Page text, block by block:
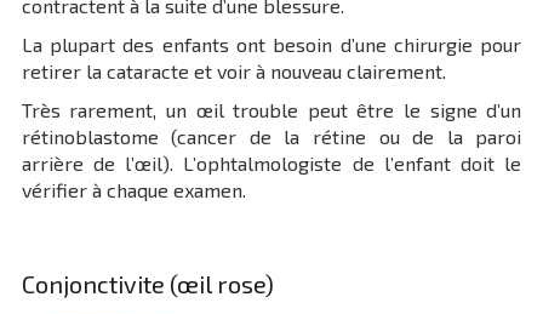
contractent à la suite d’une blessure.
La plupart des enfants ont besoin d’une chirurgie pour
retirer la cataracte et voir à nouveau clairement.
Très rarement, un œil trouble peut être le signe d’un
rétinoblastome (cancer de la rétine ou de la paroi
arrière de l’œil). L’ophtalmologiste de l’enfant doit le
vérifier à chaque examen.
Conjonctivite (œil rose)